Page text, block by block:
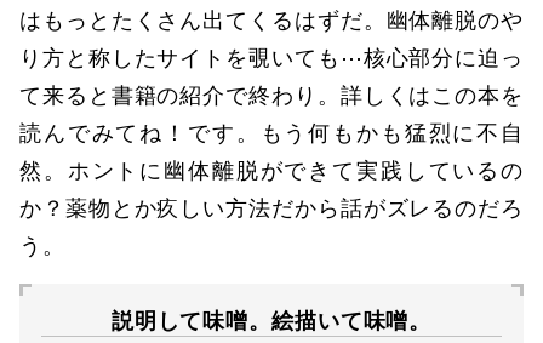
はもっとたくさん出てくるはずだ。幽体離脱のや
り方と称したサイトを覗いても⋯核心部分に迫っ
て来ると書籍の紹介で終わり。詳しくはこの本を
読んでみてね！です。もう何もかも猛烈に不自
然。ホントに幽体離脱ができて実践しているの
か？薬物とか疚しい方法だから話がズレるのだろ
う。
説明して味噌。絵描いて味噌。